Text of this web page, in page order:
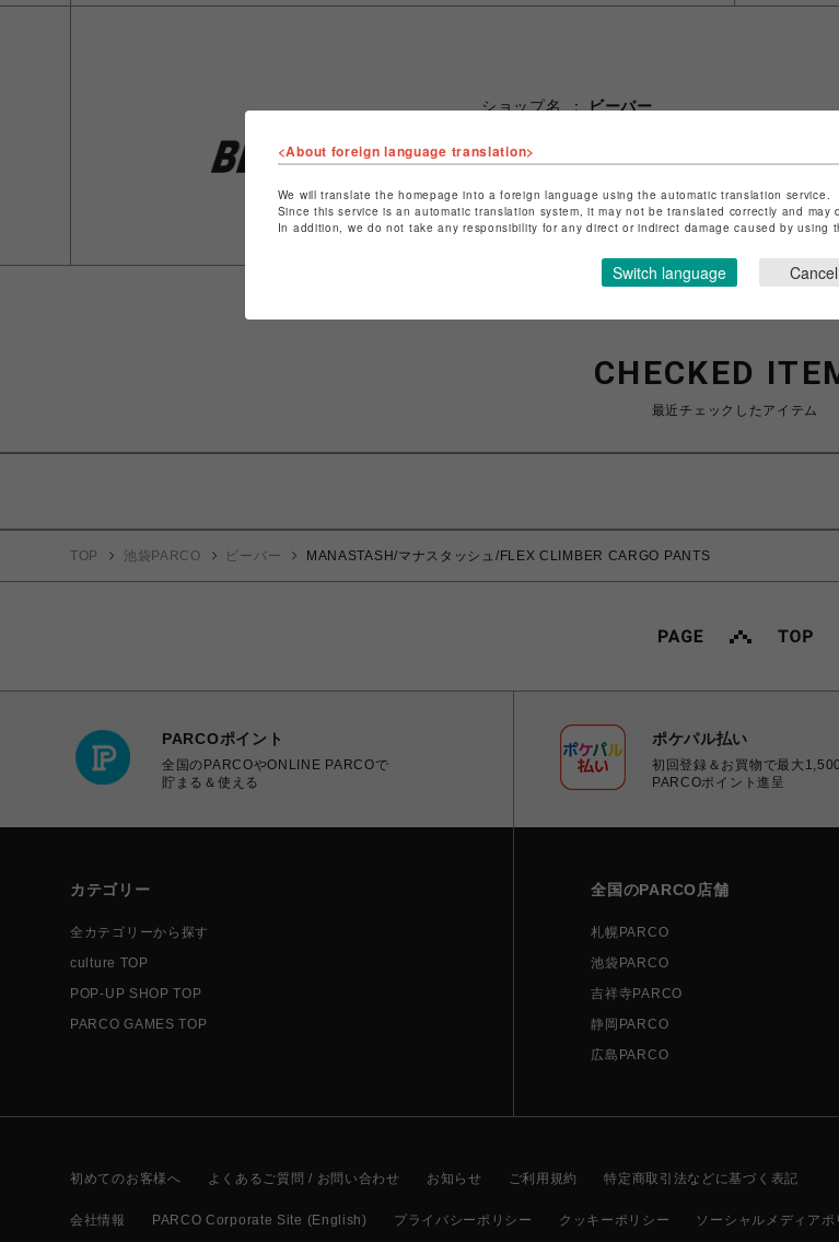
ショップ名
ビーバー
ショップお問い合わせはこちら
CHECKED
最近チェックしたアイテム
TOP 池袋PARCO ビーバー MANASTASH/マナスタッシュ/FLEX CLIMBER CARGO PANTS
PARCOポイント
全国のPARCOやONLINE PARCOで
貯まる＆使える
ポケパル払い
初回登録＆お買物で最大
PARCOポイント進呈
カテゴリー
全カテゴリーから探す
culture TOP
POP-UP SHOP TOP
PARCO GAMES TOP
全国のPARCO店舗
札幌PARCO
池袋PARCO
吉祥寺PARCO
静岡PARCO
広島PARCO
初めてのお客様へ よくあるご質問 / お問い合わせ お知らせ ご利用規約 特定商取引法などに基づく表記
会社情報 PARCO Corporate Site (English) プライバシーポリシー クッキーポリシー ソーシャルメディアポ
<About foreign language translation>
We will translate the homepage into a foreign language using the automatic translation service.
Since this service is an automatic translation system, it may not be translated correctly and
In addition, we do not take any responsibility for any direct or indirect damage caused by using
Switch language Cancel